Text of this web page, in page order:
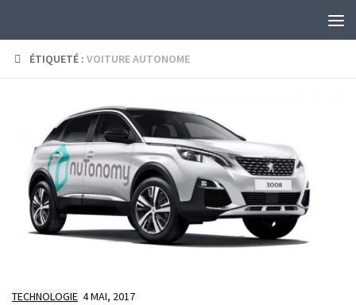
ÉTIQUETÉ : VOITURE AUTONOME
TECHNOLOGIE 4 MAI, 2017